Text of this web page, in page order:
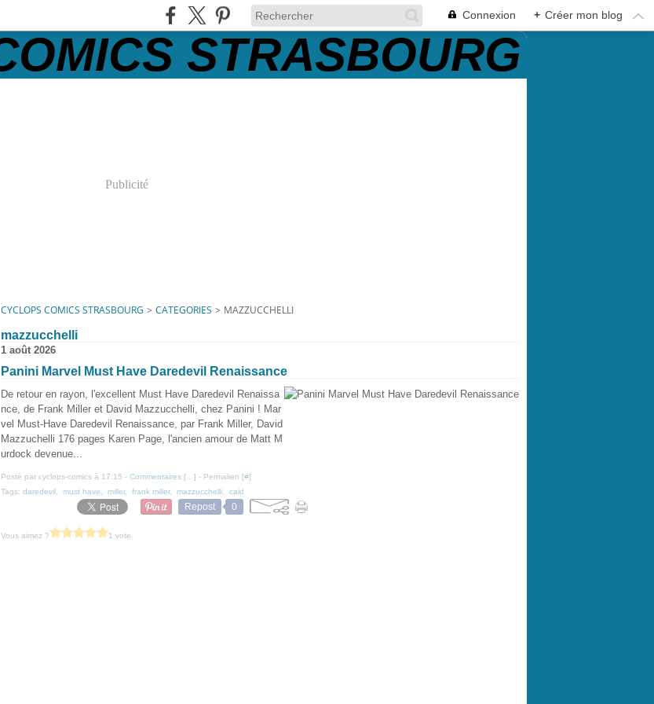
Connexion + Créer mon blog
Publicité
CYCLOPS COMICS STRASBOURG > CATEGORIES > MAZZUCCHELLI
mazzucchelli
1 août 2026
Panini Marvel Must Have Daredevil Renaissance
De retour en rayon, l'excellent Must Have Daredevil Renaissa
nce, de Frank Miller et David Mazzucchelli, chez Panini ! Mar
vel Must-Have Daredevil Renaissance, par Frank Miller, David
Mazzuchelli 176 pages Karen Page, l'ancien amour de Matt M
urdock devenue...
Posté par cyclops-comics à 17:15 - Commentaires [ ] - Permalien [#]
Tags: daredevil must have miller, frank miller, mazzucchelli caid
Repost 0
Vous aimez ? 1 vote